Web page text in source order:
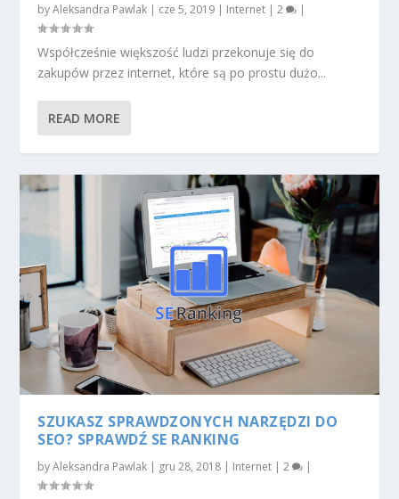
byAleksandra Pawlak | cze 5, 2019 | Internet |2 |
Współcześnie większość ludzi przekonuje się do
zakupów przez internet, które są po prostu dużo...
READ MORE
SZUKASZ SPRAWDZONYCH NARZĘDZI DO
SEO? SPRAWDŹ SE RANKING
byAleksandra Pawlak | gru 28, 2018 | Internet |2 |